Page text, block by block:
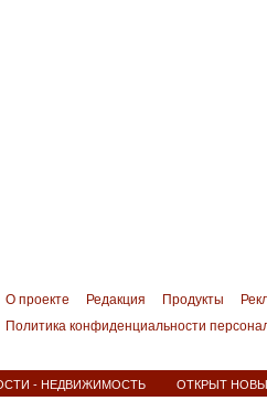
О проекте Редакция Продукты
Политика конфиденциальности
- НЕДВИЖИМОСТЬ ОТКРЫТ